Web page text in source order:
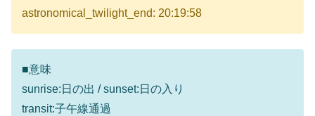
astronomical_twilight_end: 20:19:58
■意味
sunrise:日の出 / sunset:日の入り
transit:子午線通過